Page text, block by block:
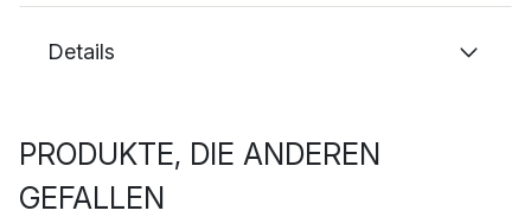
Details
PRODUKTE, DIE ANDEREN
GEFALLEN